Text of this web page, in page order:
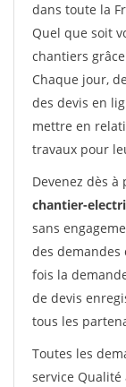
dans toute la
Quel que soit
chantiers
Chaque jour,
des devis en
mettre en
travaux pour
Devenez dès
chantier-
sans
des demandes
fois la
de devis
tous les
Toutes les
service